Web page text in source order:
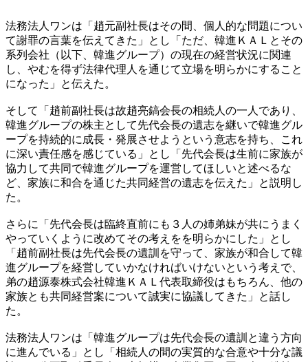
法務法人ワンは「趙元副社長はその間、個人的な問題につい
て謝罪の言葉を伝えてきた」とし「ただ、韓進ＫＡＬとその
系列会社（以下、韓進グループ）の現在の経営状況に関連
し、やむを得ず法律代理人を通じて立場を明らかにすること
になった」と伝えた。
そして「趙前副社長は故趙亮鎬会長の相続人の一人であり、
韓進グループの株主として先代会長の遺志を継いで韓進グル
ープを持続的に成長・発展させようという意志を持ち、これ
に深い責任感を感じている」とし「先代会長は生前に家族が
協力して共同で韓進グループを運営してほしいと述べるな
ど、家族に和合を通じた共同経営の遺志を伝えた」と説明し
た。
さらに「先代会長は臨終直前にも３人の姉弟妹が共にうまく
やっていくように改めてその考えをを明らかにした」とし
「趙前副社長は先代会長の遺訓を守って、家族が和合して韓
進グループを経営していかなければいけないという考えで、
弟の趙源泰株式会社韓進ＫＡＬ代表取締役はもちろん、他の
家族とも共同経営案について誠実に協議してきた」と話し
た。
法務法人ワンは「韓進グループは先代会長の遺訓と違う方向
に進んでいる」とし「相続人の間の実質的な合意や十分な議